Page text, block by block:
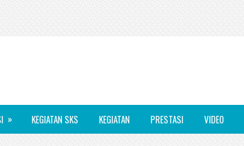
» KEGIATAN SKS KEGIATAN PRESTASI VIDEO